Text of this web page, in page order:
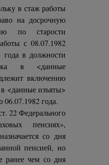
стаж работы
на досрочную
по старости
с 08.07.1982
года в должности
в <данные
включению
<данные изъяты>
06.07.1982 года.
Федерального
пенсиях»,
со дня
пенсией, но
ранее чем со дня